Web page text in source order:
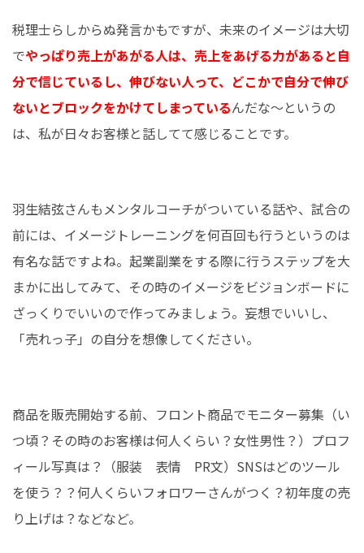
税理士らしからぬ発言かもですが、未来のイメージは大切
でやっぱり売上があがる人は、売上をあげる力があると自
分で信じているし、伸びない人って、どこかで自分で伸び
ないとブロックをかけてしまっているんだな～というの
は、私が日々お客様と話してて感じることです。
羽生結弦さんもメンタルコーチがついている話や、試合の
前には、イメージトレーニングを何百回も行うというのは
有名な話ですよね。起業副業をする際に行うステップを大
まかに出してみて、その時のイメージをビジョンボードに
ざっくりでいいので作ってみましょう。妄想でいいし、
「売れっ子」の自分を想像してください。
商品を販売開始する前、フロント商品でモニター募集（い
つ頃？その時のお客様は何人くらい？女性男性？）プロフ
ィール写真は？（服装 表情 PR文）SNSはどのツール
を使う？？何人くらいフォロワーさんがつく？初年度の売
り上げは？などなど。